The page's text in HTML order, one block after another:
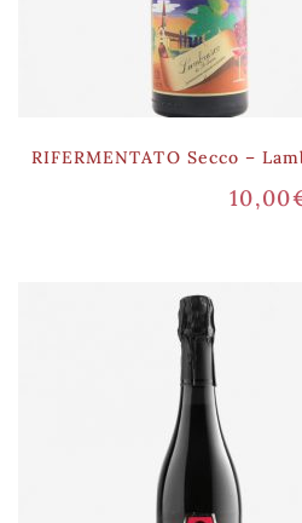
RIFERMENTATO Secco –
10,00